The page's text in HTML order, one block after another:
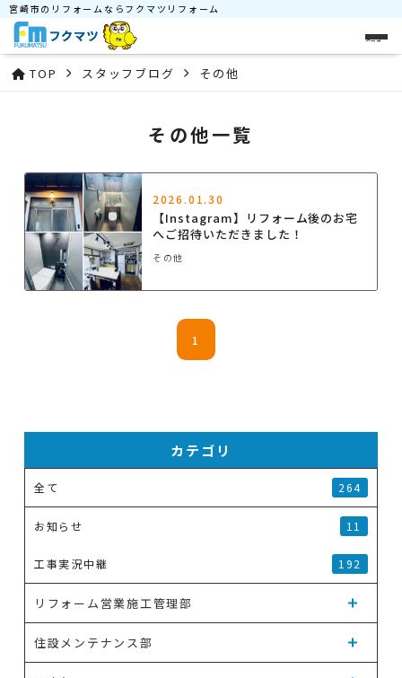
宮崎市のリフォームならフクマツリフォーム
メニュー
TOP スタッフブログ その他
その他一覧
2026.01.30
【Instagram】リフォーム後のお宅
へご招待いただきました！
その他
1
カテゴリ
全て 264
お知らせ 11
工事実況中継 192
リフォーム営業施工管理部
住設メンテナンス部